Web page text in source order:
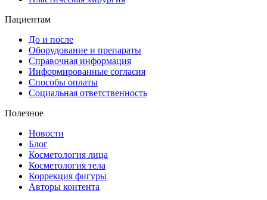
Пациентам
До и после
Оборудование и препараты
Справочная информация
Информированные согласия
Способы оплаты
Социальная ответственность
Полезное
Новости
Блог
Косметология лица
Косметология тела
Коррекция фигуры
Авторы контента